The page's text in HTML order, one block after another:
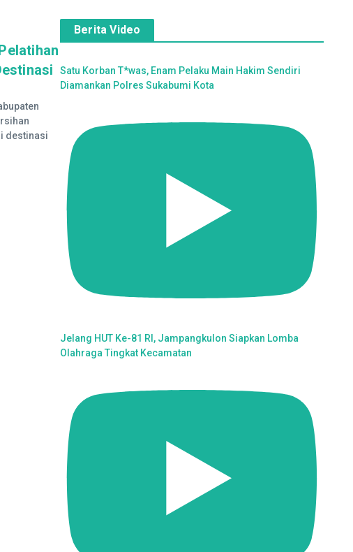
destinasi
Berita Video
Satu Korban T*was, Enam Pelaku Main Hakim Sendiri
Diamankan Polres Sukabumi Kota
Jelang HUT Ke-81 RI, Jampangkulon Siapkan Lomba
Olahraga Tingkat Kecamatan